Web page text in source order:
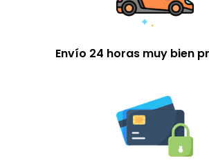
Envío 24 horas muy bien